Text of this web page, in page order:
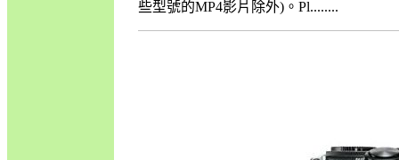
些型號的MP4影片除外)。Pl........